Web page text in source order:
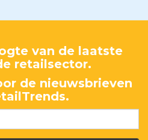
van de laatste
retailsector.
de nieuwsbrieven